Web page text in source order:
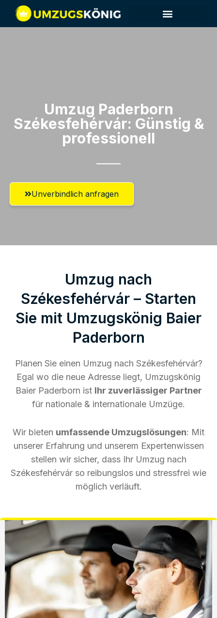
Umzug Paderborn​
Székesfehérvár: Günstig &
professionell​
Unverbindlich anfragen
Umzug nach
Székesfehérvár – Starten
Sie mit Umzugskönig Baier
Paderborn
Planen Sie einen Umzug nach Székesfehérvár?
Egal wo die neue Adresse liegt, Umzugskönig
Baier Paderborn ist Ihr zuverlässiger Partner
für nationale & internationale Umzüge.
Wir bieten umfassende Umzugslösungen: Mit
unserer Erfahrung und unserem Expertenwissen
stellen wir sicher, dass Ihr Umzug nach
Székesfehérvár so reibungslos und stressfrei wie
möglich verläuft.